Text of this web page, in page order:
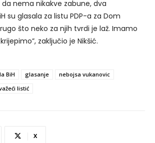
da nema nikakve zabune, dva
su glasala za listu PDP-a za Dom
što neko za njih tvrdi je laž. Imamo
zaključio je Nikšić.
BiH glasanje
nebojsa vukanovic
listić
X